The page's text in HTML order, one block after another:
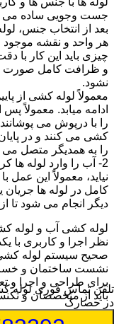
جست وجویی ساده می
بعد از انتخاب جنس،
هر واحد و نقشه موجود
چیزی باید این کار با
و ظرافت کامل صورت
نشود.
معمولاً لوله کشی از
ادامه میابد. معمولاً
را با درپوش می
کشی می کنند و در
را به همدیگر متصل می
2- آب را وارد لوله
نیاید، معمولاً این عمل
کامل در لوله ها جریان
دیگر انجام می شود تا
لوله کشی آب و لوله
نظر اجرا و کاربری با
صحیح سیستم لوله
نشست ساختمان و
برای طراحی و اجرا و
باید از متخصصان و
تلفن تماس فوریلوله
در حصارک